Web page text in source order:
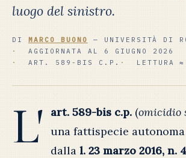
luogo del sinistro.
DI MARCO BUONO
— UNIVERSITÀ DI
AGGIORNATA AL 6 GIUGNO 2026
ART. 589-BIS C.P.
LETTURA
L' art. 589-bis c.p. (omicidio
una fattispecie
dalla l. 23 marzo 2016, n.